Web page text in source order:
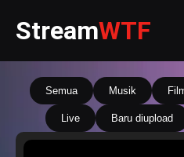
StreamWTF
Semua Musik
Live Baru diupload